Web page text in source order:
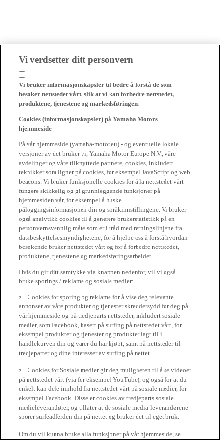
Vi verdsetter ditt personvern
Vi bruker informasjonskapsler til bedre å forstå de som
besøker nettstedet vårt, slik at vi kan forbedre nettstedet,
produktene, tjenestene og markedsføringen.
Cookies (informasjonskapsler) på Yamaha Motors
hjemmeside
På vår hjemmeside (yamaha-motor.eu) - og eventuelle lokale
versjoner av det bruker vi, Yamaha Motor Europe N.V., våre
avdelinger og våre tilknyttede partnere, cookies, inkludert
teknikker som ligner på cookies, for eksempel JavaScript og web
beacons. Vi bruker funksjonelle cookies for å la nettstedet vårt
fungere skikkelig og gi grunnleggende funksjoner på
hjemmesiden vår, for eksempel å huske
påloggingsinformasjonen din og språkinnstillingene. Vi bruker
også analytikk cookies til å generere brukerstatistikk på en
personvernsvennlig måte som er i tråd med retningslinjene fra
databeskyttelsesmyndighetene, for å hjelpe oss å forstå hvordan
besøkende bruker nettstedet vårt og for å forbedre nettstedet,
produktene, tjenestene og markedsføringsarbeidet.
Hvis du gir ditt samtykke via knappen nedenfor, vil vi også
bruke sporings / reklame og sosiale medier:
Cookies for sporing og reklame for å vise deg relevante
annonser av våre produkter og tjenester skreddersydd for deg på
vår hjemmeside og på tredjeparts nettsteder, inkludert sosiale
medier, som Facebook, basert på surfing på nettstedet vårt, for
eksempel produkter og tjenester og produkter lagt til i
handlekurven din og varer du har kjøpt, samt på nettsteder til
tredjeparter og dine interesser av surfing på nettet.
Cookies for Sosiale medier gir deg muligheten til å se videoer
på nettstedet vårt (via for eksempel YouTube), og også for at du
enkelt kan dele innhold fra nettstedet vårt på sosiale medier, for
eksempel Facebook. Disse er cookies av tredjeparts sosiale
medieleverandører, og tillater at de sosiale media-leverandørene
sporer surfeadferden din på nettet og bruker det til eget bruk.
Om du vil kunna bruke alla funksjoner på vår hjemmeside, se